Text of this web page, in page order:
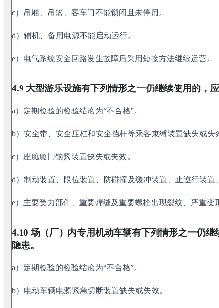
c）吊厢、吊篮、客车门不能锁闭且未停用。
d）辅机、备用电源不能启动运行。
e）电气系统安全回路发生故障后采用短接方法继续运营。
4.9 大型游乐设施有下列情形之一仍继续使用的，
a）定期检验的检验结论为“不合格”。
b）安全带、安全压杠和安全挡杆等乘客束缚装置缺失或失
c）座舱舱门锁紧装置缺失或失效。
d）制动装置、限位装置、防碰撞及缓冲装置、止逆行装置
e）主要受力部件、重要焊缝及重要螺栓出现裂纹、严重变
4.10 场（厂）内专用机动车辆有下列情形之一仍
隐患。
a）定期检验的检验结论为“不合格”。
b）电动车辆电源紧急切断装置缺失或失效。